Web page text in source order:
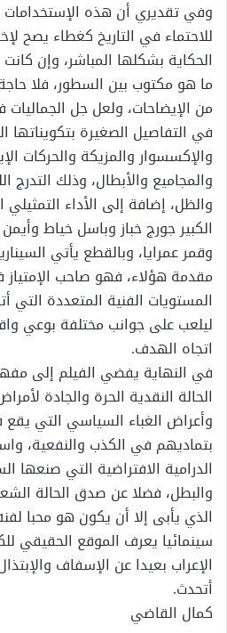
وفي تقديري أن هذه
للاحتماء في التاريخ كغطاء يصح
الحكاية بشكلها المباشر، وإن
ما هو مكتوب بين السطور، فلا
من الإيضاحات، ولعل جل الجماليات
في التفاصيل الصغيرة بتكويناتها
والإكسسوار والمزيكة والحركات
والمجاميع والأبطال، وذلك التدرج
والظل، إضافة إلى الأداء التمثيلي
الكبير جورج خباز وباسل خياط
وقمر عمرايا، وبالقطع يأتي
مقدمة هؤلاء، فهو صاحب الإمتياز
المستويات الفنية المتعددة التي
ليلعب على جوانب مختلفة بوعي
اتجاه الهدف.
في النهاية يفضي الفيلم إلى
الحالة النقدية الحرة والجادة
وأعراض الغباء السياسي التي يقع
بتماديهم في الكذب والنفعية،
الدرامية الافتراضية التي صنعها
والبطل، فضلا عن صدق الحالة
الذي يأبى إلا أن يكون هو محبا
سينمائيا يعرف الموقع الحقيقي
الإعراب بعيدا عن الإسفاف
أتحدث.
كمال القاضي